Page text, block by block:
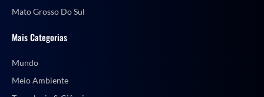
Mato Grosso Do Sul
Mais Categorias
Mundo
Meio Ambiente